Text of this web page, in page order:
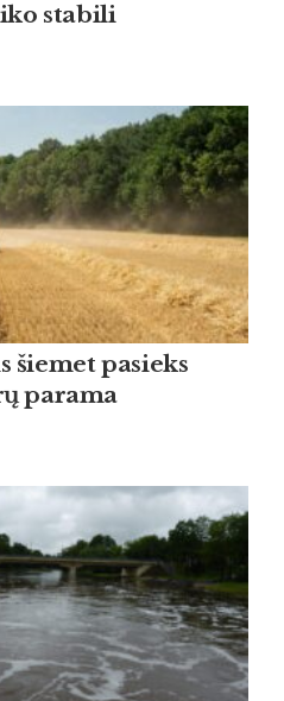
stabili
šiemet pasieks
parama